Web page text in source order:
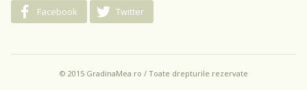
Facebook Twitter
© 2015 GradinaMea.ro / Toate drepturile rezervate